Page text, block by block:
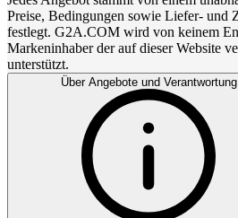
Preise, Bedingungen sowie Liefer- und
festlegt. G2A.COM wird von keinem
Markeninhaber der auf dieser Website
unterstützt.
Über Angebote und Verantwortung